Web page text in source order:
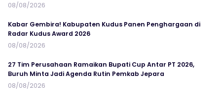
08/08/2026
Kabar Gembira! Kabupaten Kudus Panen Penghargaan di
Radar Kudus Award 2026
08/08/2026
27 Tim Perusahaan Ramaikan Bupati Cup Antar PT 2026,
Buruh Minta Jadi Agenda Rutin Pemkab Jepara
08/08/2026